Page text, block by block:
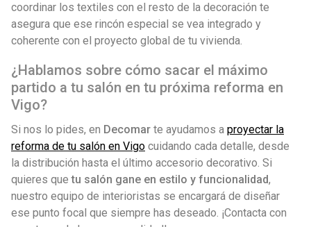
coordinar los textiles con el resto de la decoración te
asegura que ese rincón especial se vea integrado y
coherente con el proyecto global de tu vivienda.
¿Hablamos sobre cómo sacar el máximo
partido a tu salón en tu próxima reforma en
Vigo?
Si nos lo pides, en Decomar te ayudamos a proyectar la
reforma de tu salón en Vigo cuidando cada detalle, desde
la distribución hasta el último accesorio decorativo. Si
quieres quetu salón gane en estilo y funcionalidad,
nuestro equipo de interioristas se encargará de diseñar
ese punto focal que siempre has deseado. ¡Contacta con